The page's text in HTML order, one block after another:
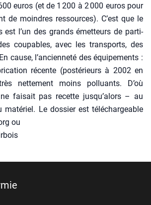
euros (et de 1 200 à 2 000 euros pour
de moindres res­sources). C’est que le
est l’un des grands émet­teurs de par­ti­
cou­pables, avec les trans­ports, des
cause, l’ancienneté des équi­pe­ments :
récente (pos­té­rieurs à 2002 en
net­te­ment moins pol­luants. D’où
fai­sait pas recette jusqu’alors – au
maté­riel. Le dos­sier est télé­char­geable
ou